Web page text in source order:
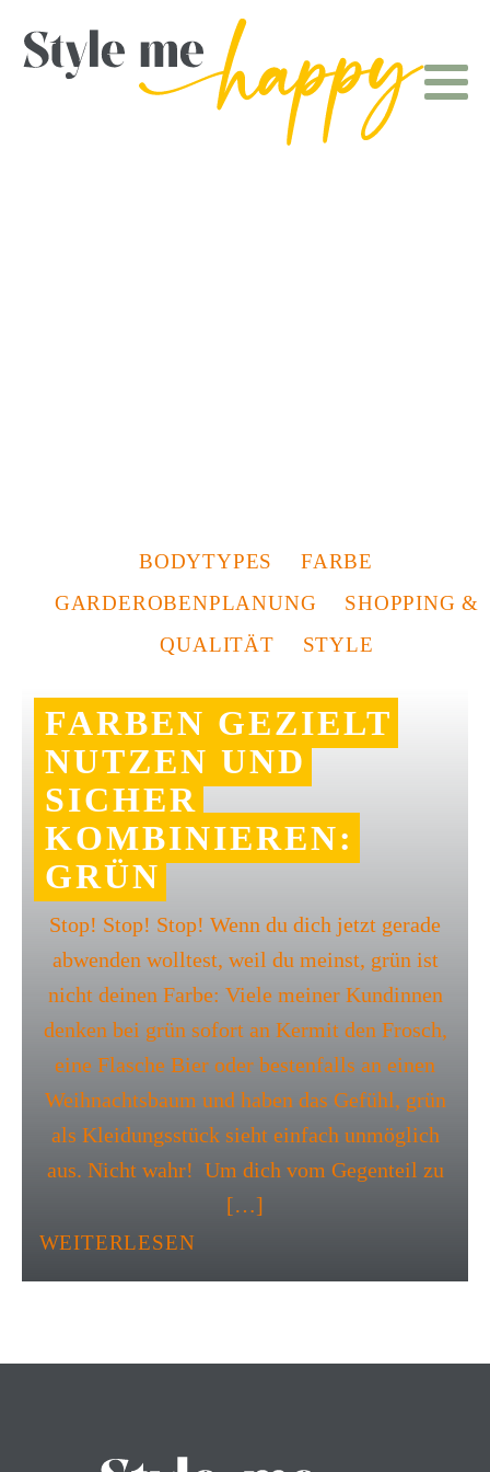
BODYTYPES
FARBE
GARDEROBENPLANUNG
SHOPPING &
QUALITÄT
STYLE
FARBEN GEZIELT
NUTZEN UND
SICHER
KOMBINIEREN:
GRÜN
Stop! Stop! Stop! Wenn du dich jetzt gerade
abwenden wolltest, weil du meinst, grün ist
nicht deinen Farbe: Viele meiner Kundinnen
denken bei grün sofort an Kermit den Frosch,
eine Flasche Bier oder bestenfalls an einen
Weihnachtsbaum und haben das Gefühl, grün
als Kleidungsstück sieht einfach unmöglich
aus. Nicht wahr! Um dich vom Gegenteil zu
[…]
WEITERLESEN